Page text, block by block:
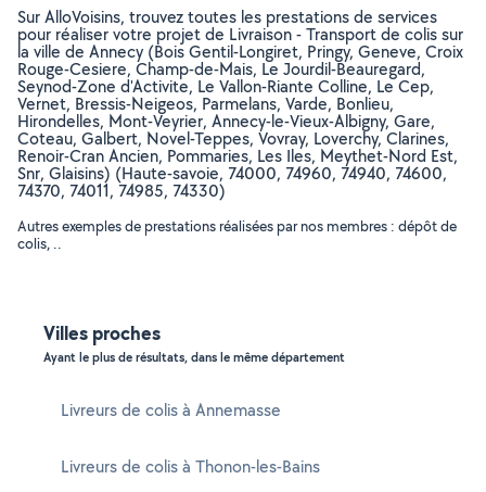
Sur AlloVoisins, trouvez toutes les prestations de services
pour réaliser votre projet de Livraison - Transport de colis sur
la ville de Annecy (Bois Gentil-Longiret, Pringy, Geneve, Croix
Rouge-Cesiere, Champ-de-Mais, Le Jourdil-Beauregard,
Seynod-Zone d'Activite, Le Vallon-Riante Colline, Le Cep,
Vernet, Bressis-Neigeos, Parmelans, Varde, Bonlieu,
Hirondelles, Mont-Veyrier, Annecy-le-Vieux-Albigny, Gare,
Coteau, Galbert, Novel-Teppes, Vovray, Loverchy, Clarines,
Renoir-Cran Ancien, Pommaries, Les Iles, Meythet-Nord Est,
Snr, Glaisins) (Haute-savoie, 74000, 74960, 74940, 74600,
74370, 74011, 74985, 74330)
Autres exemples de prestations réalisées par nos membres : dépôt de
colis, ..
Villes proches
Ayant le plus de résultats, dans le même département
Livreurs de colis à Annemasse
Livreurs de colis à Thonon-les-Bains